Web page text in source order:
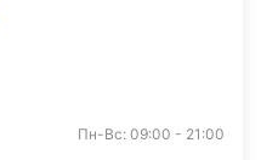
Пн-Вс: 09:00 - 21:00